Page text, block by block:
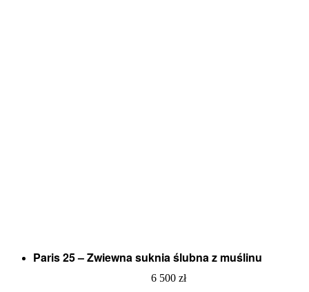
Paris 25 – Zwiewna suknia ślubna z muślinu
6 500 zł